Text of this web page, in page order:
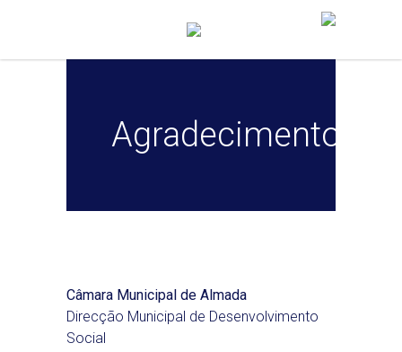
Agradecimentos
Câmara Municipal de Almada
Direcção Municipal de Desenvolvimento
Social